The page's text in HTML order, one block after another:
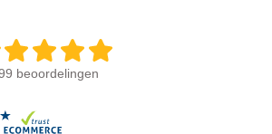
beoordelingen